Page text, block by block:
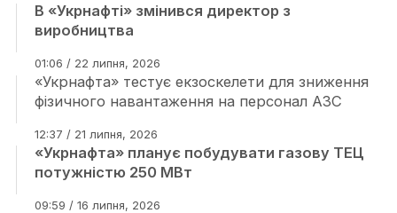
В «Укрнафті» змінився директор з
виробництва
01:06 / 22 липня, 2026
«Укрнафта» тестує екзоскелети для зниження
фізичного навантаження на персонал АЗС
12:37 / 21 липня, 2026
«Укрнафта» планує побудувати газову ТЕЦ
потужністю 250 МВт
09:59 / 16 липня, 2026